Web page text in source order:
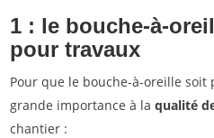
1 : le bouche-à-
pour travaux
Pour que le bouche-à-oreille
grande importance à la qualité
chantier :